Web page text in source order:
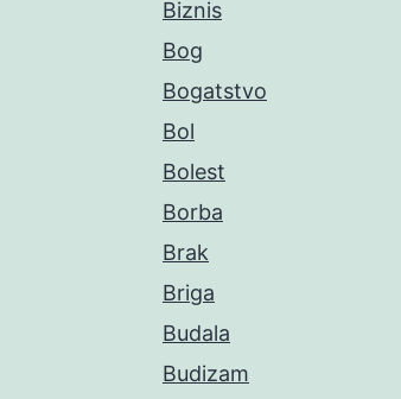
Biznis
Bog
Bogatstvo
Bol
Bolest
Borba
Brak
Briga
Budala
Budizam